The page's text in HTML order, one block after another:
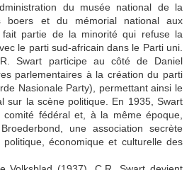
du musée national de la
boers et du mémorial national aux
partie de la minorité qui refuse la
le parti sud-africain dans le Parti uni.
Swart participe au côté de Daniel
parlementaires à la création du parti
Nasionale Party), permettant ainsi le
sur la scène politique. En 1935, Swart
fédéral et, à la même époque,
une association secrète
économique et culturelle des